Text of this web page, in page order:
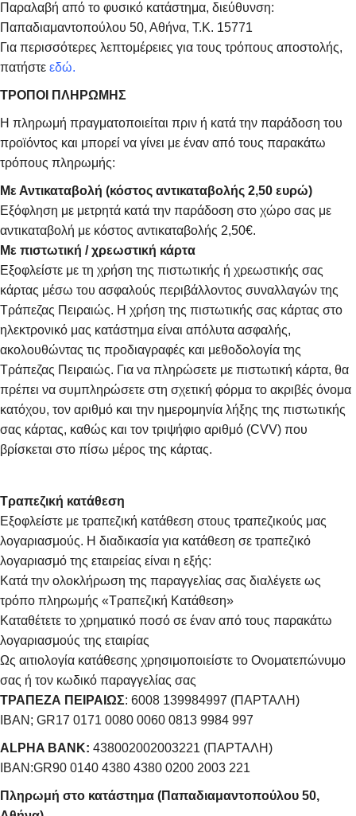
Παραλαβή από το φυσικό κατάστημα, διεύθυνση:
Παπαδιαμαντοπούλου 50, Αθήνα, Τ.Κ. 15771
Για περισσότερες λεπτομέρειες για τους τρόπους αποστολής,
πατήστε εδώ.
ΤΡΟΠΟΙ ΠΛΗΡΩΜΗΣ
Η πληρωμή πραγματοποιείται πριν ή κατά την παράδοση του
προϊόντος και μπορεί να γίνει με έναν από τους παρακάτω
τρόπους πληρωμής:
Με Αντικαταβολή (κόστος αντικαταβολής 2,50 ευρώ)
Εξόφληση με μετρητά κατά την παράδοση στο χώρο σας με
αντικαταβολή με κόστος αντικαταβολής 2,50€.
Με πιστωτική / χρεωστική κάρτα
Εξοφλείστε με τη χρήση της πιστωτικής ή χρεωστικής σας
κάρτας μέσω του ασφαλούς περιβάλλοντος συναλλαγών της
Τράπεζας Πειραιώς. Η χρήση της πιστωτικής σας κάρτας στο
ηλεκτρονικό μας κατάστημα είναι απόλυτα ασφαλής,
ακολουθώντας τις προδιαγραφές και μεθοδολογία της
Τράπεζας Πειραιώς. Για να πληρώσετε με πιστωτική κάρτα, θα
πρέπει να συμπληρώσετε στη σχετική φόρμα το ακριβές όνομα
κατόχου, τον αριθμό και την ημερομηνία λήξης της πιστωτικής
σας κάρτας, καθώς και τον τριψήφιο αριθμό (CVV) που
βρίσκεται στο πίσω μέρος της κάρτας.
Τραπεζική κατάθεση
Εξοφλείστε με τραπεζική κατάθεση στους τραπεζικούς μας
λογαριασμούς. Η διαδικασία για κατάθεση σε τραπεζικό
λογαριασμό της εταιρείας είναι η εξής:
Κατά την ολοκλήρωση της παραγγελίας σας διαλέγετε ως
τρόπο πληρωμής «Τραπεζική Κατάθεση»
Καταθέτετε το χρηματικό ποσό σε έναν από τους παρακάτω
λογαριασμούς της εταιρίας
Ως αιτιολογία κατάθεσης χρησιμοποιείστε το Ονοματεπώνυμο
σας ή τον κωδικό παραγγελίας σας
ΤΡΑΠΕΖΑ ΠΕΙΡΑΙΩΣ: 6008 139984997 (ΠΑΡΤΑΛΗ)
IBAN; GR17 0171 0080 0060 0813 9984 997
ALPHA BANK: 438002002003221 (ΠΑΡΤΑΛΗ)
IBAN:GR90 0140 4380 4380 0200 2003 221
Πληρωμή στο κατάστημα (Παπαδιαμαντοπούλου 50,